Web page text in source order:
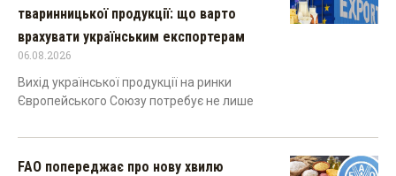
тваринницької продукції: що варто
врахувати українським експортерам
06.08.2026
Вихід української продукції на ринки
Європейського Союзу потребує не лише
FAO попереджає про нову хвилю